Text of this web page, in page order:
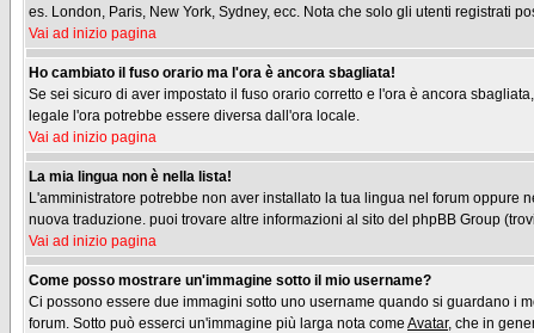
es. London, Paris, New York, Sydney, ecc. Nota che solo gli utenti registrati
Vai ad inizio pagina
Ho cambiato il fuso orario ma l'ora è ancora sbagliata!
Se sei sicuro di aver impostato il fuso orario corretto e l'ora è ancora
legale l'ora potrebbe essere diversa dall'ora locale.
Vai ad inizio pagina
La mia lingua non è nella lista!
L'amministratore potrebbe non aver installato la tua lingua nel forum
nuova traduzione. puoi trovare altre informazioni al sito del phpBB Group
Vai ad inizio pagina
Come posso mostrare un'immagine sotto il mio username?
Ci possono essere due immagini sotto uno username quando si guardano i
forum. Sotto può esserci un'immagine più larga nota come Avatar, che in